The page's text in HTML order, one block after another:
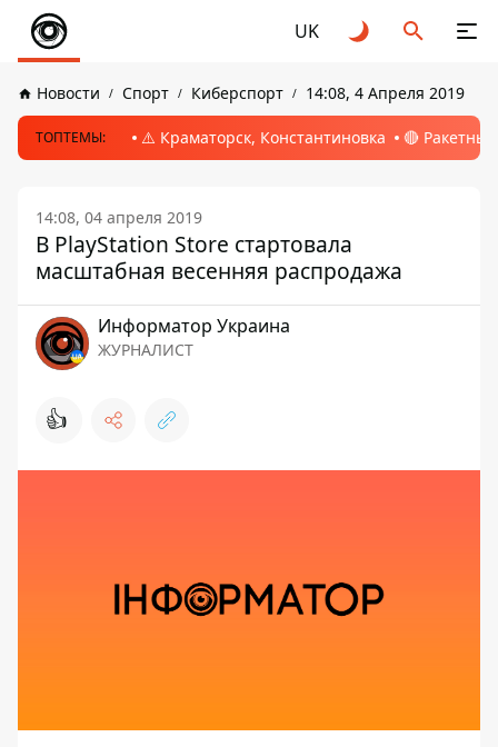
UK
Новости Спорт Киберспорт 14:08, 4 Апреля 2019
ТОПТЕМЫ: ⚠️ Краматорск, Константиновка 🔴
14:08, 04 апреля 2019
В PlayStation Store стартовала
масштабная весенняя распродажа
Информатор Украина
ЖУРНАЛИСТ
👍